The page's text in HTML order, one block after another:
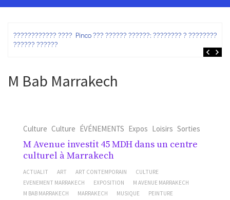
???????????? ???? Pinco ??? ?????? ??????: ???????? ? ???????? ?
?????? ??????
M Bab Marrakech
Culture Culture ÉVÉNEMENTS Expos Loisirs Sorties
M Avenue investit 45 MDH dans un centre
culturel à Marrakech
ACTUALIT ART ART CONTEMPORAIN
CULTURE
EVENEMENT MARRAKECH
EXPOSITION
M AVENUE MARRAKECH
M BAB MARRAKECH
MARRAKECH MUSIQUE
PEINTURE